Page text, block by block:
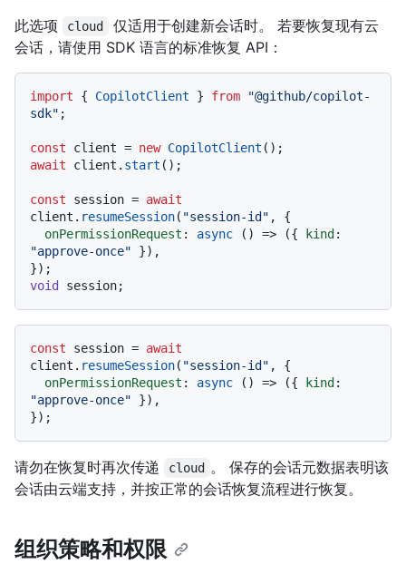
此选项 cloud
仅适用于创建新会话时。 若要恢复现有云
会话，请使用 SDK 语言的标准恢复 API：
import { CopilotClient } from
"@github/copilot-
sdk" ;
const client = new CopilotClient
await client. start ();
const session = await
client. resumeSession( "session-id" , {
onPermissionRequest : async () => ({ kind
"approve-once" }),
void
const session = await
client. resumeSession( "session-id" , {
onPermissionRequest : async () => ({ kind
"approve-once" }),
请勿在恢复时再次传递 cloud 。 保存的会话元数据表明该
会话由云端支持，并按正常的会话恢复流程进行恢复。
组织策略和权限